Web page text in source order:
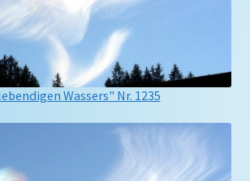
Wassers" Nr. 1235